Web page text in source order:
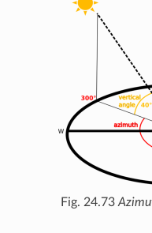
Fig. 24.73